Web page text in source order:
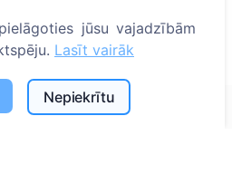
Visas tiesības aizsargātas
politika un noteikumi.
jūsu vajadzībām
Lasīt vairāk
Nepiekrītu